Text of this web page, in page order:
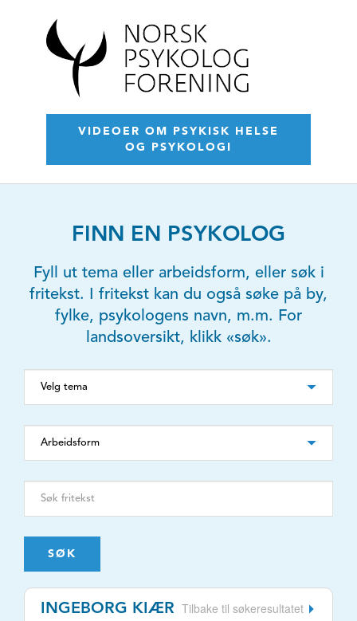
VIDEOER OM PSYKISK HELSE
OG PSYKOLOGI
FINN EN PSYKOLOG
Fyll ut tema eller arbeidsform, eller søk i
fritekst. I fritekst kan du også søke på by,
fylke, psykologens navn, m.m. For
landsoversikt, klikk «søk».
SØK
INGEBORG KIÆR Tilbake til søkeresultatet